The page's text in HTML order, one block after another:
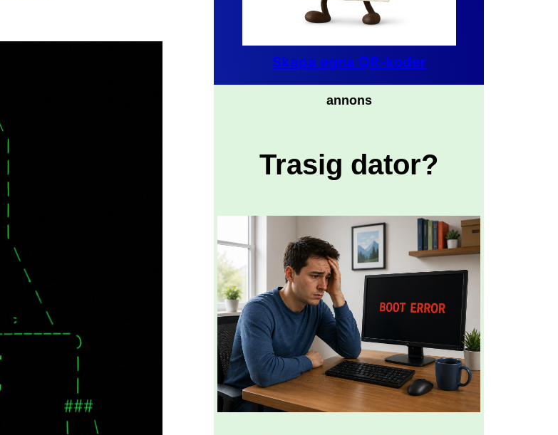
Skapa egna QR-koder
annons
Trasig dator?